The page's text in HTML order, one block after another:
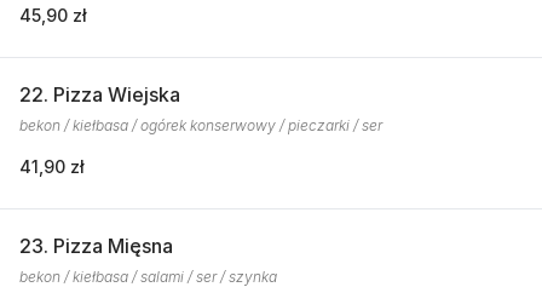
45,90 zł
22. Pizza Wiejska
bekon / kiełbasa / ogórek konserwowy / pieczarki / ser
41,90 zł
23. Pizza Mięsna
bekon / kiełbasa / salami / ser / szynka